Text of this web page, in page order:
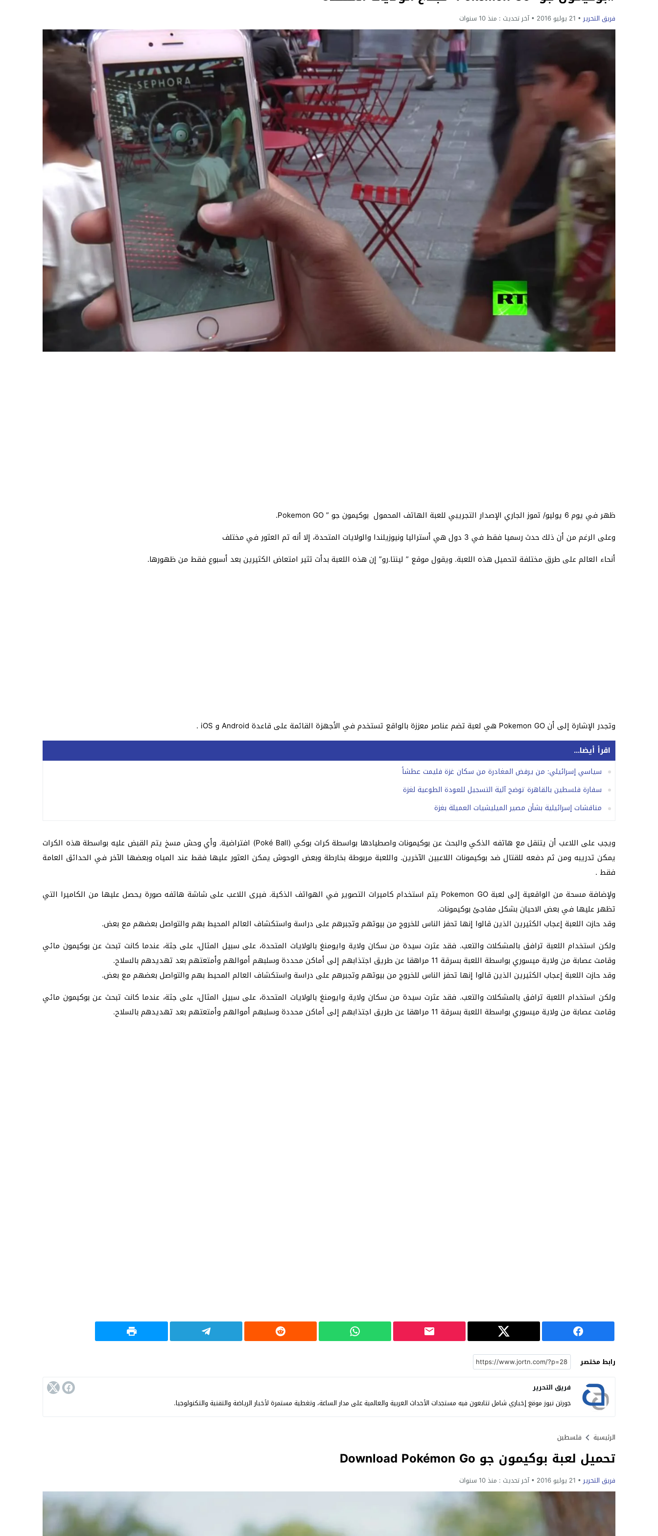
فريق التحرير 21 يوليو 2016 آخر تحديث : منذ 10 سنوات
ظهر في يوم 6 يوليو/ تموز الجاري الإصدار التجريبي للعبة الهاتف المحمول بوكيمون جو‬ ” Pokemon GO.
وعلى الرغم من أن ذلك حدث رسميا فقط في 3 دول هي أستراليا ونيوزيلندا والولايات المتحدة، إلا أنه تم العثور في مختلف
أنحاء العالم على طرق مختلفة لتحميل هذه اللعبة. ويقول موقع ” لينتا.رو” إن هذه اللعبة بدأت تثير امتعاض الكثيرين بعد أسبوع فقط من ظهورها.
وتجدر الإشارة إلى أن Pokemon GO هي لعبة تضم عناصر معززة بالواقع تستخدم في الأجهزة القائمة على قاعدة Android و iOS .
اقرأ أيضا...
سياسي إسرائيلي: من يرفض المغادرة من سكان غزة فليمت عطشاً
سفارة فلسطين بالقاهرة توضح آلية التسجيل للعودة الطوعية لغزة
مناقشات إسرائيلية بشأن مصير الميليشيات العميلة بغزة
ويجب على اللاعب أن يتنقل مع هاتفه الذكي والبحث عن بوكيمونات واصطيادها بواسطة كرات بوكي (Poké Ball) افتراضية. وأي وحش مسخ يتم القبض عليه بواسطة هذه الكرات
يمكن تدريبه ومن ثم دفعه للقتال ضد بوكيمونات اللاعبين الآخرين. واللعبة مربوطة بخارطة وبعض الوحوش يمكن العثور عليها فقط عند المياه وبعضها الآخر في الحدائق العامة
فقط .
ولإضافة مسحة من الواقعية إلى لعبة Pokemon GO يتم استخدام كاميرات التصوير في الهواتف الذكية. فيرى اللاعب على شاشة هاتفه صورة يحصل عليها من الكاميرا التي
تظهر عليها في بعض الاحيان بشكل مفاجئ بوكيمونات.
وقد حازت اللعبة إعجاب الكثيرين الذين قالوا إنها تحفز الناس للخروج من بيوتهم وتجبرهم على دراسة واستكشاف العالم المحيط بهم والتواصل بعضهم مع بعض.
ولكن استخدام اللعبة ترافق بالمشكلات والتعب. فقد عثرت سيدة من سكان ولاية وايومنغ بالولايات المتحدة، على سبيل المثال، على جثة، عندما كانت تبحث عن بوكيمون مائي
وقامت عصابة من ولاية ميسوري بواسطة اللعبة بسرقة 11 مراهقا عن طريق اجتذابهم إلى أماكن محددة وسلبهم أموالهم وأمتعتهم بعد تهديدهم بالسلاح.
وقد حازت اللعبة إعجاب الكثيرين الذين قالوا إنها تحفز الناس للخروج من بيوتهم وتجبرهم على دراسة واستكشاف العالم المحيط بهم والتواصل بعضهم مع بعض.
ولكن استخدام اللعبة ترافق بالمشكلات والتعب. فقد عثرت سيدة من سكان ولاية وايومنغ بالولايات المتحدة، على سبيل المثال، على جثة، عندما كانت تبحث عن بوكيمون مائي
وقامت عصابة من ولاية ميسوري بواسطة اللعبة بسرقة 11 مراهقا عن طريق اجتذابهم إلى أماكن محددة وسلبهم أموالهم وأمتعتهم بعد تهديدهم بالسلاح.
رابط مختصر
فريق التحرير
جورتن نيوز موقع إخباري شامل تتابعون فيه مستجدات الأحداث العربية والعالمية على مدار الساعة، وتغطية مستمرة لأخبار الرياضة والتقنية والتكنولوجيا.
الرئيسية فلسطين
تحميل لعبة بوكيمون جو Download Pokémon Go
فريق التحرير 21 يوليو 2016 آخر تحديث : منذ 10 سنوات